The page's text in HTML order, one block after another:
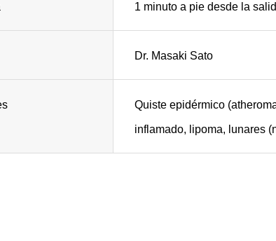
1 minuto a pie desde la
Dr. Masaki Sato
Quiste epidérmico
inflamado, lipoma, lunares